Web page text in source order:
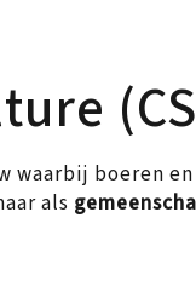
waarbij boeren
als